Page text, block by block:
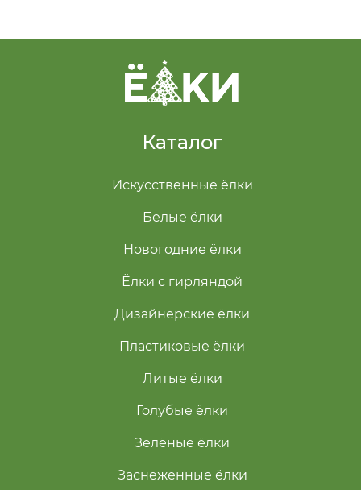
Каталог
Искусственные ёлки
Белые ёлки
Голубые ёлки
Зелёные ёлки
Заснеженные ёлки
Новогодние ёлки
Ёлки с гирляндой
Дизайнерские ёлки
Пластиковые ёлки
Литые ёлки